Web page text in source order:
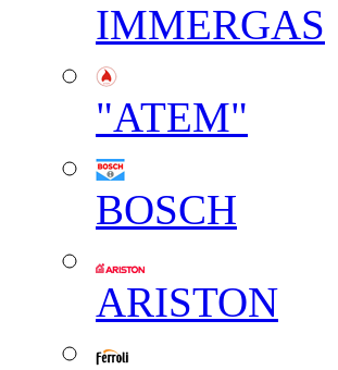
IMMERGAS
"АТЕМ"
BOSCH
ARISTON